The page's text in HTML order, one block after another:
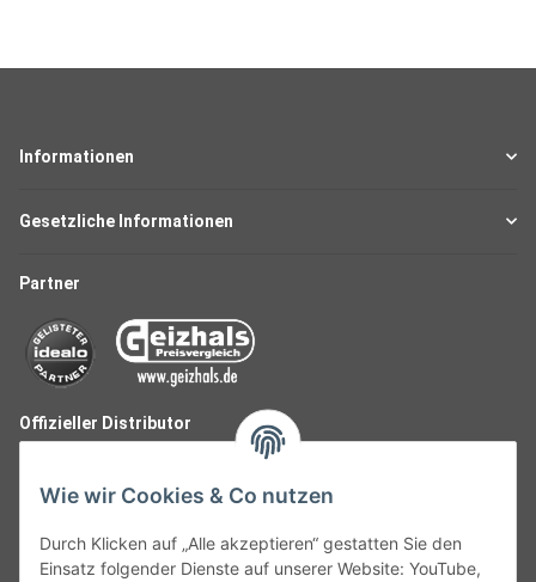
Informationen
Gesetzliche Informationen
Partner
Offizieller Distributor
Wie wir Cookies & Co nutzen
Durch Klicken auf „Alle akzeptieren“ gestatten Sie den
Einsatz folgender Dienste auf unserer Website: YouTube,